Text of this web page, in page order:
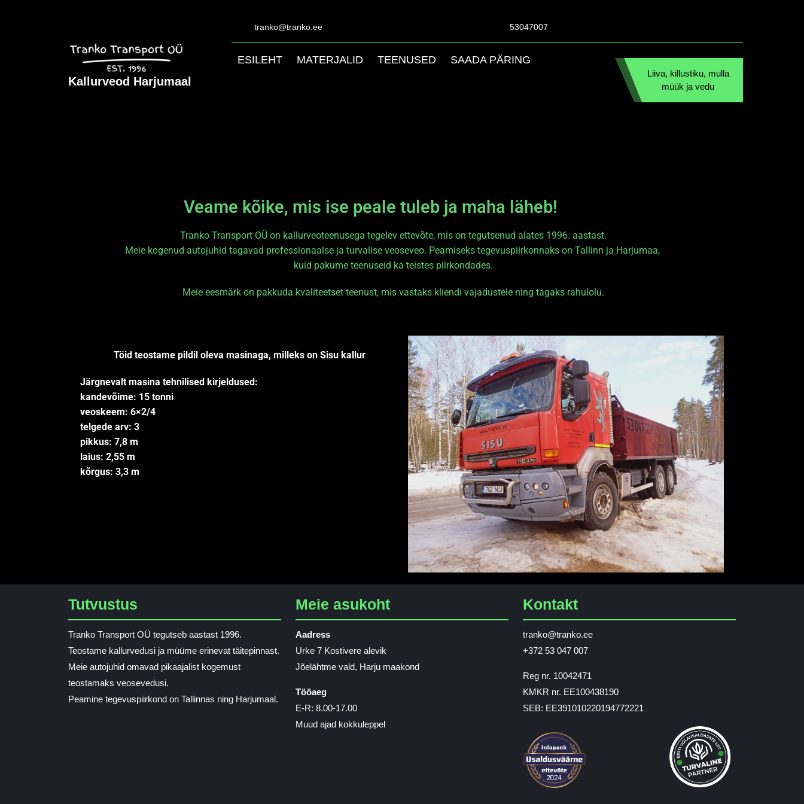
Kallurveod Harjumaal
tranko@tranko.ee 53047007
ESILEHT MATERJALID TEENUSED SAADA PÄRING
Liiva, killustiku, mulla
müük ja vedu
Veame kõike, mis ise peale tuleb ja maha läheb!
Tranko Transport OÜ on kallurveoteenusega tegelev ettevõte, mis on tegutsenud alates 1996. aastast.
Meie kogenud autojuhid tagavad professionaalse ja turvalise veoseveo. Peamiseks tegevuspiirkonnaks on Tallinn ja Harjumaa,
kuid pakume teenuseid ka teistes piirkondades.
Meie eesmärk on pakkuda kvaliteetset teenust, mis vastaks kliendi vajadustele ning tagaks rahulolu.
Töid teostame pildil oleva masinaga, milleks on Sisu kallur
Järgnevalt masina tehnilised kirjeldused:
kandevõime: 15 tonni
veoskeem: 6×2/4
telgede arv: 3
pikkus: 7,8 m
laius: 2,55 m
kõrgus: 3,3 m
Tutvustus
Tranko Transport OÜ tegutseb aastast 1996.
Teostame kallurvedusi ja müüme erinevat täitepinnast.
Meie autojuhid omavad pikaajalist kogemust
teostamaks veosevedusi.
Peamine tegevuspiirkond on Tallinnas ning Harjumaal.
Meie asukoht
Aadress
Urke 7 Kostivere alevik
Jõelähtme vald, Harju maakond
Tööaeg
E-R: 8.00-17.00
Muud ajad kokkuleppel
Kontakt
tranko@tranko.ee
+372 53 047 007
Reg nr. 10042471
KMKR nr. EE100438190
SEB: EE391010220194772221